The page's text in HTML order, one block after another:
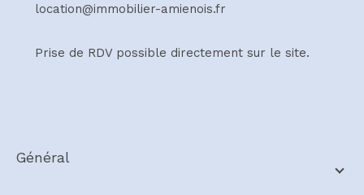
location@immobilier-amienois.fr
Prise de RDV possible directement sur le site.
général